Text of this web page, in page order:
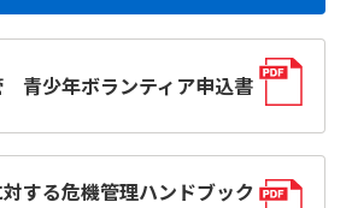
青少年ボランティア申込書
する危機管理ハンドブック